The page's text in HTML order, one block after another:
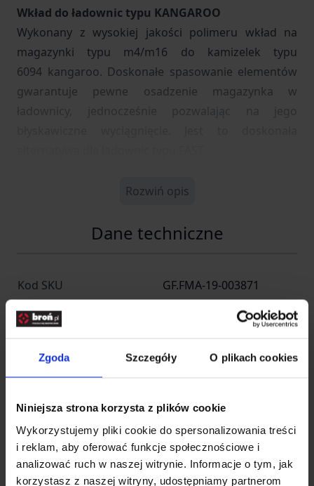
Zgoda Szczegóły O plikach cookies
Niniejsza strona korzysta z plików cookie
Wykorzystujemy pliki cookie do spersonalizowania treści
i reklam, aby oferować funkcje społecznościowe i
analizować ruch w naszej witrynie. Informacje o tym, jak
korzystasz z naszej witryny, udostępniamy partnerom
Wkład do ładownic typu KANGAROO
Wykonany z wysokiej jakości polimeru wkład na
magazynki typu m4/m16 do kamizelek typu
6094 kangaroo. Doskonałe spasowanie elementów
gwarantuje pewne osadzenie magazynka w
ładownicy, jednocześnie pozwalając na jego
Rozwiń opis
Dane techniczne
Kod SKU
GF.FMA-19-003871
EAN
5902543441447
Nazwa
INFINITY FUND Sp z o. o.
SK
Kraj
Polska